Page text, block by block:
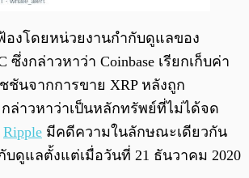
งโดยหน่วยงานกำกับดูแลของ
ซึ่งกล่าวหาว่า Coinbase เรียกเก็บค่า
ชันจากการขาย XRP หลังถูก
ล่าวหาว่าเป็นหลักทรัพย์ที่ไม่ได้จด
Ripple มีคดีความในลักษณะเดียวกัน
บดูแลตั้งแต่เมื่อวันที่ 21 ธันวาคม 2020